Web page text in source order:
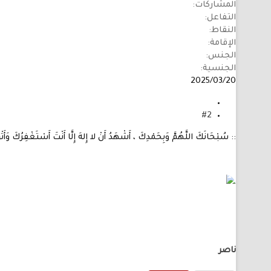
المشاركات
التفاعل
النقاط
الإقامة
الجنس
الجنسية
2025/03/20
#2
:: سُبْحَانَكَ اللَّهُمَّ وَبِحَمْدِكَ ، أَشْهَدُ أَنْ لا إِلهَ إِلَّا أَنْتَ أَسْتَغْفِرُكَ
ناصر